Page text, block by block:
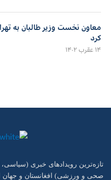
معاون نخست وزیر طالبان به
کرد
۱۴ عقرب ۱۴۰۲
تازه‌ترین رویدادهای خبری
صحی و ورزشی) افغانستان و جهان